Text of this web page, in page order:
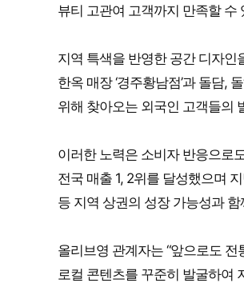
뷰티 고관여 고객까지 만족할 수
지역 특색을 반영한 공간 디자인
한옥 매장 ‘경주황남점’과 돌담,
위해 찾아오는 외국인 고객들의
이러한 노력은 소비자 반응으로
전국 매출 1, 2위를 달성했으며
등 지역 상권의 성장 가능성과
올리브영 관계자는 “앞으로도
로컬 콘텐츠를 꾸준히 발굴하여